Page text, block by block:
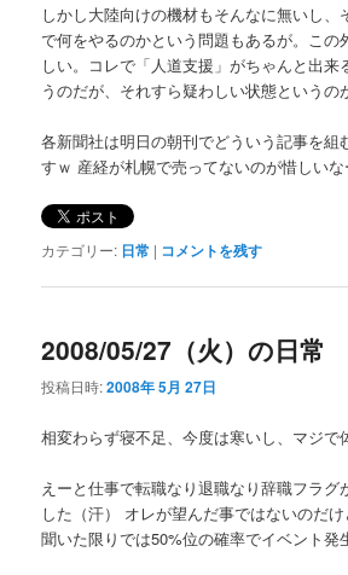
しかし大陸向けの機材もそんなに無いし、
で何をやるのかという問題もあるが。この
しい。コレで「人道支援」がちゃんと出来
うのだが、それすら疑わしい状態というの
各新聞社は明日の朝刊でどういう記事を組
すｗ 産経が札幌で売ってないのが惜しいな
カテゴリー: 日常 | コメントを残す
2008/05/27（火）の日常
投稿日時:2008年 5月 27日
相変わらず寝不足、今度は寒いし、マジで
えーと仕事で転職なり退職なり辞職フラグ
した（汗） オレが望んだ事ではないのだ
聞いた限りでは50%位の確率でイベント発